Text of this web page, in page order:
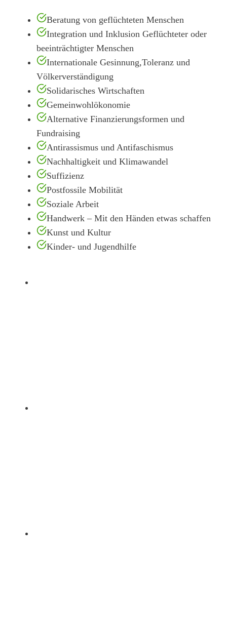
Beratung von geflüchteten Menschen
Integration und Inklusion Geflüchteter oder
beeinträchtigter Menschen
Internationale Gesinnung,Toleranz und
Völkerverständigung
Solidarisches Wirtschaften
Gemeinwohlökonomie
Alternative Finanzierungsformen und
Fundraising
Antirassismus und Antifaschismus
Nachhaltigkeit und Klimawandel
Suffizienz
Postfossile Mobilität
Soziale Arbeit
Handwerk – Mit den Händen etwas schaffen
Kunst und Kultur
Kinder- und Jugendhilfe